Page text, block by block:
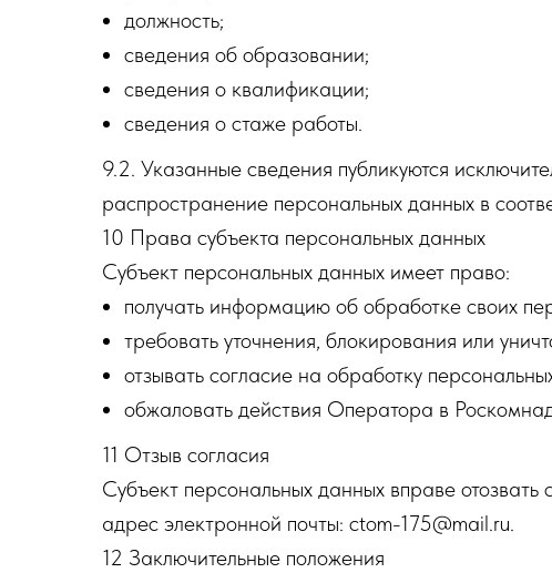
должность;
сведения об образовании;
сведения о квалификации;
сведения о стаже работы.
9.2. Указанные сведения публикуются
распространение персональных данных в
10 Права субъекта персональных данных
Субъект персональных данных имеет право:
получать информацию об обработке своих
требовать уточнения, блокирования или
отзывать согласие на обработку
обжаловать действия Оператора в
11 Отзыв согласия
Субъект персональных данных вправе
адрес электронной почты: ctom-175@mail.ru.
12 Заключительные положения